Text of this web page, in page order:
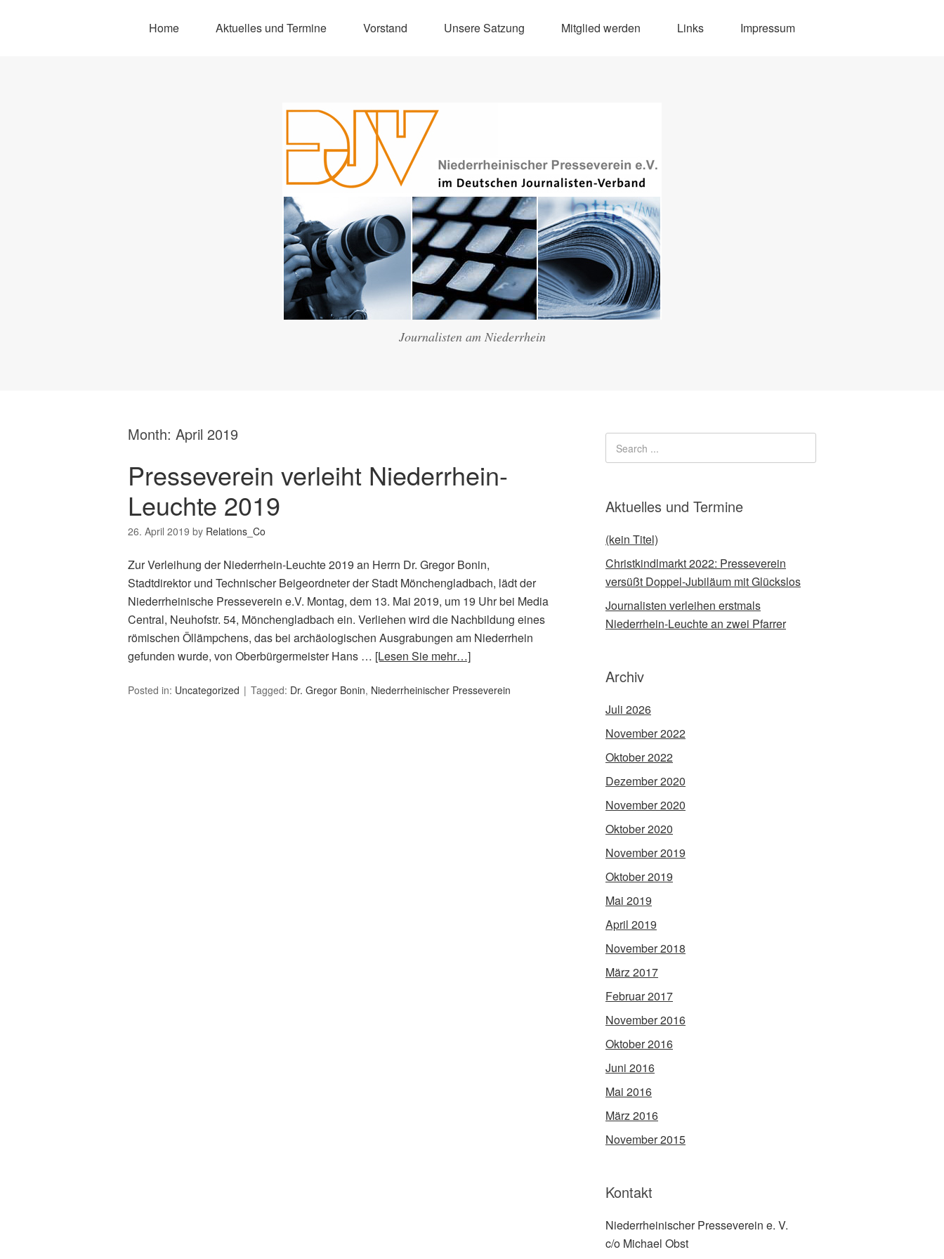
Home Aktuelles und Termine Vorstand Unsere Satzung Mitglied werden Links Impressum
Journalisten am Niederrhein
Month: April 2019
Presseverein verleiht Niederrhein-
Leuchte 2019
26. April 2019 by Relations_Co
Zur Verleihung der Niederrhein-Leuchte 2019 an Herrn Dr. Gregor Bonin,
Stadtdirektor und Technischer Beigeordneter der Stadt Mönchengladbach, lädt der
Niederrheinische Presseverein e.V. Montag, dem 13. Mai 2019, um 19 Uhr bei Media
Central, Neuhofstr. 54, Mönchengladbach ein. Verliehen wird die Nachbildung eines
römischen Öllämpchens, das bei archäologischen Ausgrabungen am Niederrhein
gefunden wurde, von Oberbürgermeister Hans … [Lesen Sie mehr…]
Posted in: Uncategorized Tagged: Dr. Gregor Bonin, Niederrheinischer Presseverein
Aktuelles und Termine
(kein Titel)
Christkindlmarkt 2022: Presseverein
versüßt Doppel-Jubiläum mit Glückslos
Journalisten verleihen erstmals
Niederrhein-Leuchte an zwei Pfarrer
Archiv
Juli 2026
November 2022
Oktober 2022
Dezember 2020
November 2020
Oktober 2020
November 2019
Oktober 2019
Mai 2019
April 2019
November 2018
März 2017
Februar 2017
November 2016
Oktober 2016
Juni 2016
Mai 2016
März 2016
November 2015
Kontakt
Niederrheinischer Presseverein e. V.
c/o Michael Obst